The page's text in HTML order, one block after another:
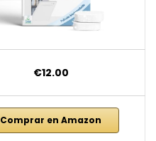
€12.00
Comprar en Amazon